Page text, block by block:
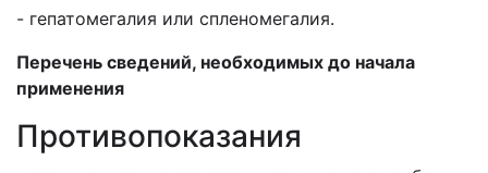
- гепатомегалия или спленомегалия.
Перечень сведений, необходимых до начала
применения
Противопоказания